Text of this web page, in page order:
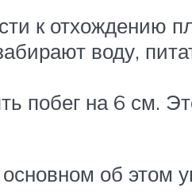
к отхождению
воду,
побег на 6 см.
об этом